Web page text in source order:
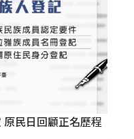
民日回顧正名歷程